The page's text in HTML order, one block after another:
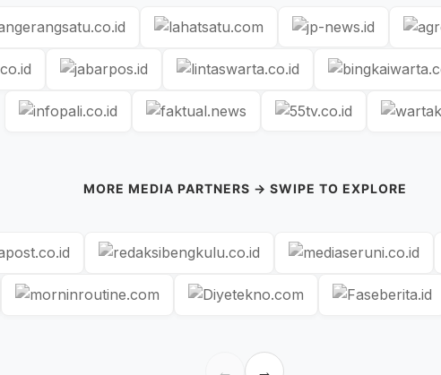
MORE MEDIA PARTNERS → SWIPE TO EXPLORE
← →